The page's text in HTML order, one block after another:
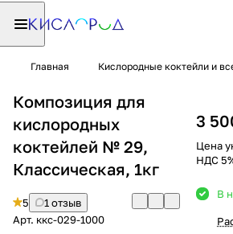
Главная Кислородные коктейли и
Композиция для
кислородных
коктейлей № 29,
Классическая, 1кг
5
1 отзыв
Арт. ккс-029-1000
3
Цена
НДС
В